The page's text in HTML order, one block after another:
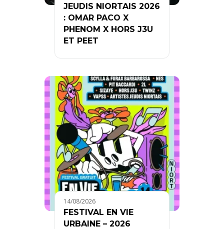
JEUDIS NIORTAIS 2026
: OMAR PACO X
PHENOM X HORS J3U
ET PEET
14/08/2026
FESTIVAL EN VIE
URBAINE – 2026